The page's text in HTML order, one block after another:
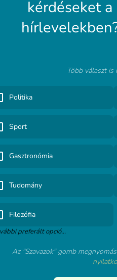
kérdéseket a
Több választ is
Politika
Sport
Gasztronómia
Tudomány
Filozófia
preferált opció...
Az "Szavazok" gomb